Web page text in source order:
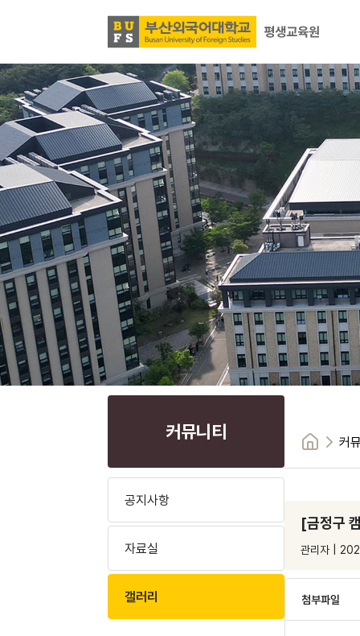
커뮤니티
공지사항
자료실
갤러리
커
[금정구
관리자 |
첨부파일